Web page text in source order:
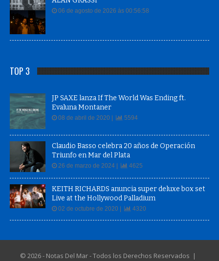
06 de agosto de 2026 às 00:56:58
TOP 3
JP SAXE lanza If The World Was Ending ft.
Evaluna Montaner
08 de abril de 2020 | 5594
Claudio Basso celebra 20 años de Operación
Triunfo en Mar del Plata
26 de marzo de 2024 | 4625
KEITH RICHARDS anuncia super deluxe box set
Live at the Hollywood Palladium
02 de octubre de 2020 | 4320
© 2026 - Notas Del Mar - Todos los Derechos Reservados |